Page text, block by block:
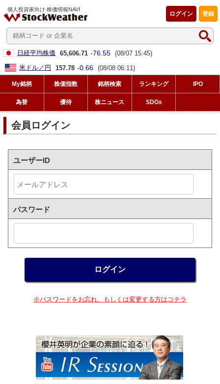
個人投資家向け 株価情報NAVI
登録
ログイン
日経平均株価 65,606.71 -76.55 (08/07 15:45)
米ドル／円
157.78 -0.66 (08/08 06:11)
My銘柄 株価指数 銘柄検索 ランキング IPO
為替 優待 株ニュース SDGs
会員ログイン
ユーザーID
パスワード
※パスワードをお忘れ、もしくは変更する方はコチラ